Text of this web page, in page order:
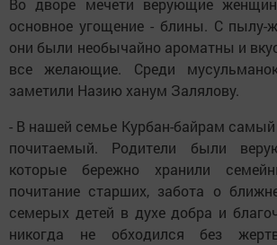
Во дворе мечети верующие
основное угощение - блины. С
они были необычайно ароматны и
все желающие. Среди
заметили Назию ханум Залялову.
- В нашей семье Курбан-байрам
почитаемый. Родители были
которые бережно хранили
почитание старших, забота о
семерых детей в духе добра и
никогда не обходился без